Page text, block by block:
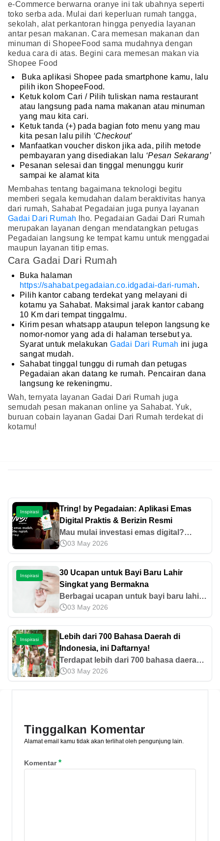
e-Commerce berwarna oranye ini tak ubahnya seperti
toko serba ada. Mulai dari keperluan rumah tangga,
sekolah, alat perkantoran hingga penyedia layanan
antar pesan makanan. Cara memesan makanan dan
minuman di ShopeeFood sama mudahnya dengan
kedua cara di atas. Begini cara memesan makan via
Shopee Food
Buka aplikasi Shopee pada smartphone kamu, lalu
pilih ikon ShopeeFood.
Ketuk kolom Cari / Pilih tuliskan nama restaurant
atau langsung pada nama makanan atau minuman
yang mau kita cari.
Ketuk tanda (+) pada bagian foto menu yang mau
kita pesan lalu pilih ‘Checkout’
Manfaatkan voucher diskon jika ada, pilih metode
pembayaran yang disediakan lalu ‘Pesan Sekarang’
Pesanan selesai dan tinggal menunggu kurir
sampai ke alamat kita
Membahas tentang bagaimana teknologi begitu
memberi segala kemudahan dalam beraktivitas hanya
dari rumah, Sahabat Pegadaian juga punya layanan
Gadai Dari Rumah
lho. Pegadaian Gadai Dari Rumah
merupakan layanan dengan mendatangkan petugas
Pegadaian langsung ke tempat kamu untuk menggadai
maupun layanan titip emas.
Cara Gadai Dari Rumah
Buka halaman
https://sahabat.pegadaian.co.idgadai-dari-rumah.
Pilih kantor cabang terdekat yang melayani di
kotamu ya Sahabat. Maksimal jarak kantor cabang
10 Km dari tempat tinggalmu.
Kirim pesan whatsapp ataupun telepon langsung ke
nomor-nomor yang ada di halaman tersebut ya.
Syarat untuk melakukanGadai Dari Rumah ini juga
sangat mudah.
Sahabat tinggal tunggu di rumah dan petugas
Pegadaian akan datang ke rumah. Pencairan dana
langsung ke rekeningmu.
Wah, ternyata layanan Gadai Dari Rumah juga
semudah pesan makanan online ya Sahabat. Yuk,
buruan cobain layanan Gadai Dari Rumah terdekat di
kotamu!
Inspirasi
Tring! by Pegadaian: Aplikasi Emas
Digital Praktis & Berizin Resmi
Mau mulai investasi emas digital?
Unduh Tring! by Pegadaian, aplikasi
emas digital dengan layanan lengkap,
praktis, dan berizin resmi OJK
sekarang!
03 May 2026
Inspirasi
30 Ucapan untuk Bayi Baru Lahir
Singkat yang Bermakna
Berbagai ucapan untuk bayi baru lahir
mulai dari Islami, lucu, hingga
berbahasa Inggris di artikel ini bisa jadi
inspirasi. Yuk, cek selengkapnya!
03 May 2026
Inspirasi
Lebih dari 700 Bahasa Daerah di
Indonesia, ini Daftarnya!
Terdapat lebih dari 700 bahasa daerah
di Indonesia yang tersebar dari Sabang
sampai Merauke. Apa saja itu? Simak
03 May 2026
Tinggalkan Komentar
Alamat email kamu tidak akan terlihat oleh pengunjung lain.
Komentar*